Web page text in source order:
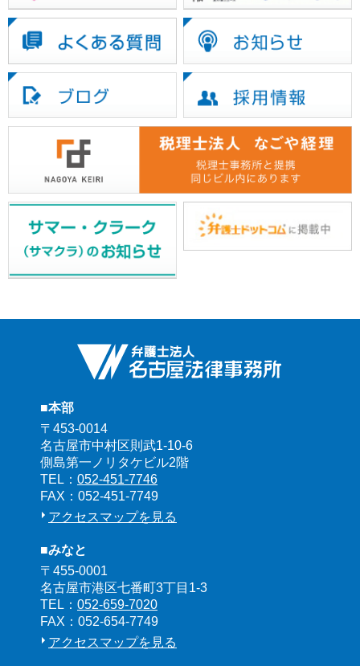
■本部
〒453-0014
名古屋市中村区則武1-10-6
側島第一ノリタケビル2階
TEL： 052-451-7746
FAX：052-451-7749
アクセスマップを見る
■みなと
〒455-0001
名古屋市港区七番町3丁目1-3
TEL： 052-659-7020
FAX：052-654-7749
アクセスマップを見る